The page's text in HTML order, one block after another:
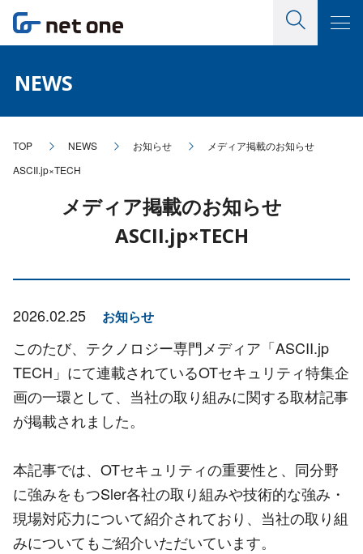
NEWS
TOP NEWS お知らせ
メディア掲載のお知らせ
ASCII.jp×TECH
メディア掲載のお知らせ
ASCII.jp×TECH
2026.02.25 お知らせ
このたび、テクノロジー専門メディア「ASCII.jp
TECH 」にて連載されているOTセキュリティ特集企
画の一環として、当社の取り組みに関する取材記事
が掲載されました。
本記事では、 OTセキュリティの重要性と、同分野
に強みをもつSler各社の取り組みや技術的な強み・
現場対応力について紹介されており、当社の取り組
みについてもご紹介いただいています。